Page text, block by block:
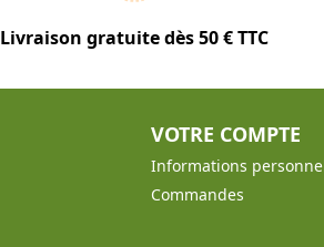
Livraison gratuite dès 50 € TTC
VOTRE COMPTE
Informations
Commandes